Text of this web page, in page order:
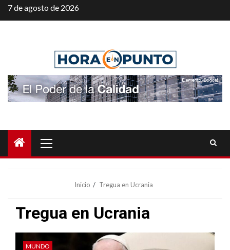
Saltar
al
7 de agosto de 2026
principal
Inicio Tregua en Ucrania
Tregua en Ucrania
MUNDO